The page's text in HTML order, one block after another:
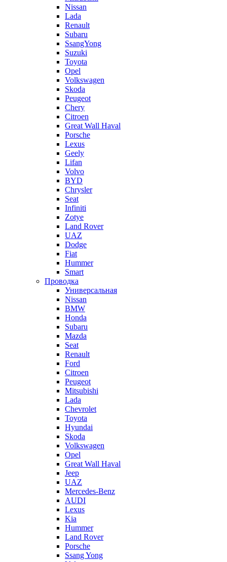
Nissan
Lada
Renault
Subaru
SsangYong
Suzuki
Toyota
Opel
Volkswagen
Skoda
Peugeot
Chery
Citroen
Great Wall Haval
Porsche
Lexus
Geely
Lifan
Volvo
BYD
Chrysler
Seat
Infiniti
Zotye
Land Rover
UAZ
Dodge
Fiat
Hummer
Smart
Проводка
Универсальная
Nissan
BMW
Honda
Subaru
Mazda
Seat
Renault
Ford
Citroen
Peugeot
Mitsubishi
Lada
Chevrolet
Toyota
Hyundai
Skoda
Volkswagen
Opel
Great Wall Haval
Jeep
UAZ
Mercedes-Benz
AUDI
Lexus
Kia
Hummer
Land Rover
Porsche
Ssang Yong